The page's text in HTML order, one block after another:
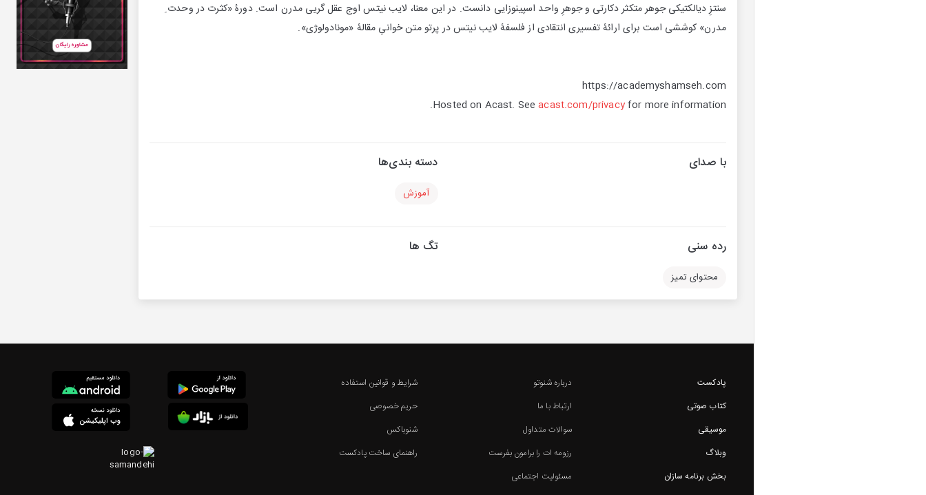
سنتزِ دیالکتیکی جوهر متکثر دکارتی و جوهرِ واحد اسپینوزایی دانست. در این معنا، لایب نیتس اوج عقل گریی مدرن است. دورۀ «کثرت در وحدت ِ
مدرن» کوششی است برای ارائۀ تفسیری انتقادی از فلسفۀ لایب نیتس در پرتو متن خوانیِ مقالۀ «مونادولوژی».
https://academyshamseh.com
Hosted on Acast. Seeacast.com/privacyfor more information.
با صدای دسته بندی‌ها
آموزش
رده سنی
محتوای تمیز
تگ ها
پادکست
کتاب صوتی
موسیقی
وبلاگ
بخش برنامه سازان
درباره شنوتو
ارتباط با ما
سوالات متداول
رزومه ات را برامون بفرست
مسئولیت اجتماعی
شرایط و قوانین استفاده
حریم خصوصی
شنوباکس
راهنمای ساخت پادکست